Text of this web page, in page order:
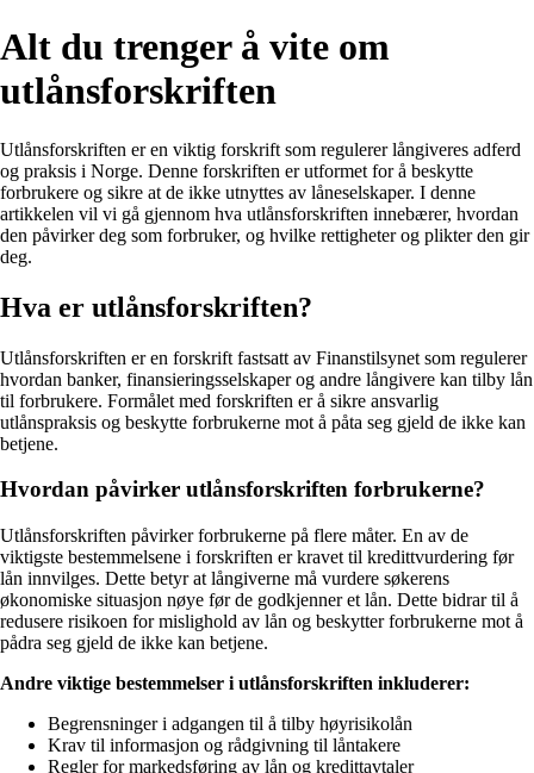
Alt du trenger å vite om
utlånsforskriften
Utlånsforskriften er en viktig forskrift som regulerer långiveres adferd
og praksis i Norge. Denne forskriften er utformet for å beskytte
forbrukere og sikre at de ikke utnyttes av låneselskaper. I denne
artikkelen vil vi gå gjennom hva utlånsforskriften innebærer, hvordan
den påvirker deg som forbruker, og hvilke rettigheter og plikter den gir
deg.
Hva er utlånsforskriften?
Utlånsforskriften er en forskrift fastsatt av Finanstilsynet som regulerer
hvordan banker, finansieringsselskaper og andre långivere kan tilby lån
til forbrukere. Formålet med forskriften er å sikre ansvarlig
utlånspraksis og beskytte forbrukerne mot å påta seg gjeld de ikke kan
betjene.
Hvordan påvirker utlånsforskriften forbrukerne?
Utlånsforskriften påvirker forbrukerne på flere måter. En av de
viktigste bestemmelsene i forskriften er kravet til kredittvurdering før
lån innvilges. Dette betyr at långiverne må vurdere søkerens
økonomiske situasjon nøye før de godkjenner et lån. Dette bidrar til å
redusere risikoen for mislighold av lån og beskytter forbrukerne mot å
pådra seg gjeld de ikke kan betjene.
Andre viktige bestemmelser i utlånsforskriften inkluderer:
Begrensninger i adgangen til å tilby høyrisikolån
Krav til informasjon og rådgivning til låntakere
Regler for markedsføring av lån og kredittavtaler